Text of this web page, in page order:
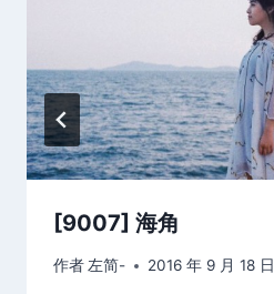
[9007] 海角
作者 左简- 2016 年 9 月 18 日